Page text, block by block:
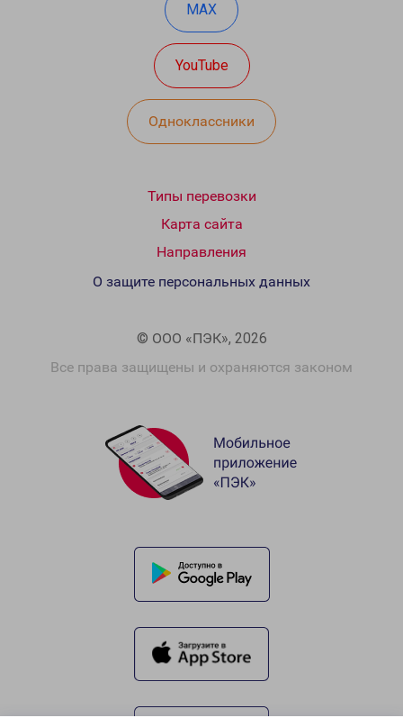
MAX
YouTube
Одноклассники
Типы перевозки
Карта сайта
Направления
© ООО «ПЭК», 2026
Все права защищены и охраняются законом
О защите персональных данных